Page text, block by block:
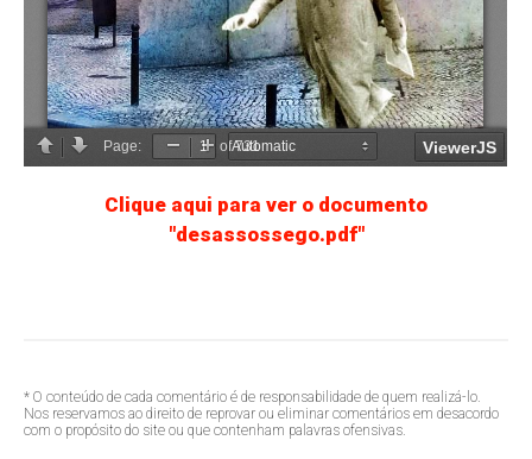
Clique aqui para ver o documento
"desassossego.pdf"
* O conteúdo de cada comentário é de responsabilidade de quem realizá-lo.
Nos reservamos ao direito de reprovar ou eliminar comentários em desacordo
com o propósito do site ou que contenham palavras ofensivas.